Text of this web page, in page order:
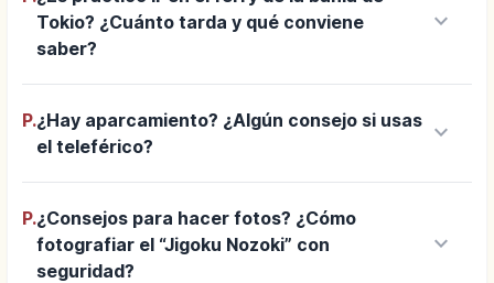
Tokio? ¿Cuánto tarda y qué conviene
saber?
keyboard_arrow_down
P.¿Hay aparcamiento? ¿Algún consejo si usas
el teleférico?
keyboard_arrow_down
P.¿Consejos para hacer fotos? ¿Cómo
fotografiar el “Jigoku Nozoki” con
seguridad?
keyboard_arrow_down